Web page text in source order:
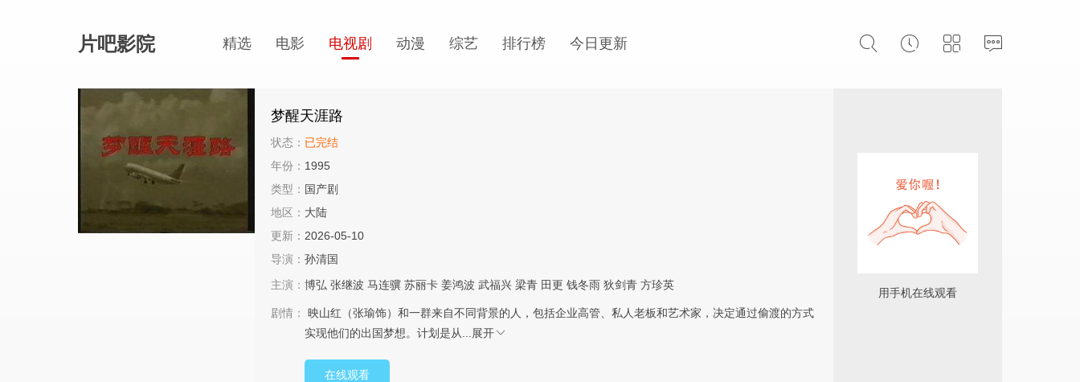
片吧影院 精选 电影 电视剧 动漫 综艺 排行榜 今日更新
梦醒天涯路
状态： 已完结
年份： 1995
类型： 国产剧
地区： 大陆
更新： 2026-05-10
导演： 孙清国
主演： 博弘 张继波 马连骥 苏丽卡 姜鸿波 武福兴 梁青 田更 钱冬雨 狄剑青 方珍英
剧情：
映山红（张瑜饰）和一群来自不同背景的人，包括企业高管、私人老板和艺术家，决定通过偷渡的方式
实现他们的出国梦想。计划是从...
展开
在线观看
用手机在线观看